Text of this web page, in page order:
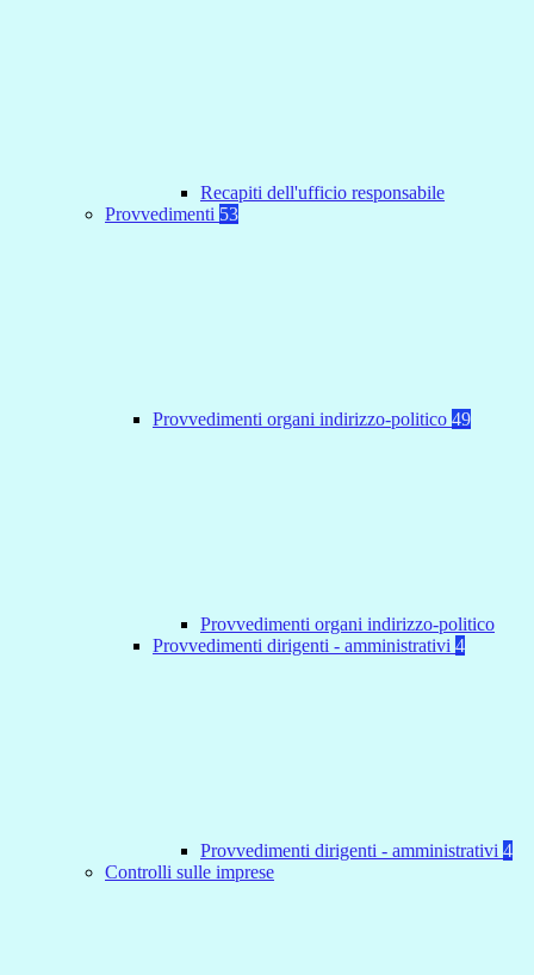
Recapiti dell'ufficio responsabile
Provvedimenti 53
Provvedimenti organi indirizzo-politico 49
Provvedimenti organi indirizzo-politico
Provvedimenti dirigenti - amministrativi 4
Provvedimenti dirigenti - amministrativi 4
Controlli sulle imprese